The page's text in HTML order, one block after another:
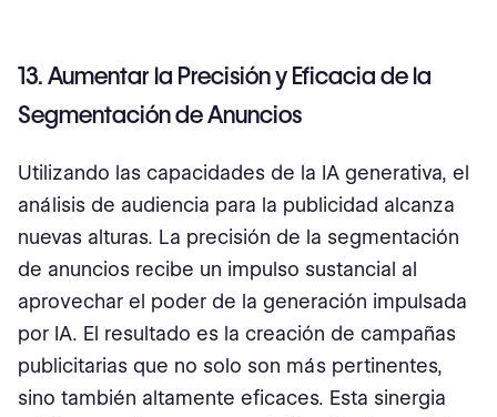
13. Aumentar la Precisión y Eficacia de la
Segmentación de Anuncios
Utilizando las capacidades de la IA generativa, el
análisis de audiencia para la publicidad alcanza
nuevas alturas. La precisión de la segmentación
de anuncios recibe un impulso sustancial al
aprovechar el poder de la generación impulsada
por IA. El resultado es la creación de campañas
publicitarias que no solo son más pertinentes,
sino también altamente eficaces. Esta sinergia